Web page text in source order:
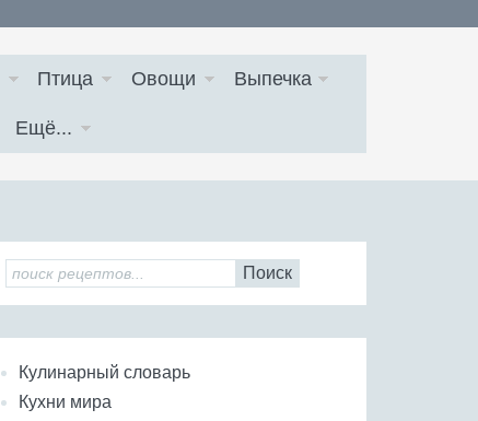
Птица Овощи Выпечка
Ещё...
Поиск
Кулинарный словарь
Кухни мира